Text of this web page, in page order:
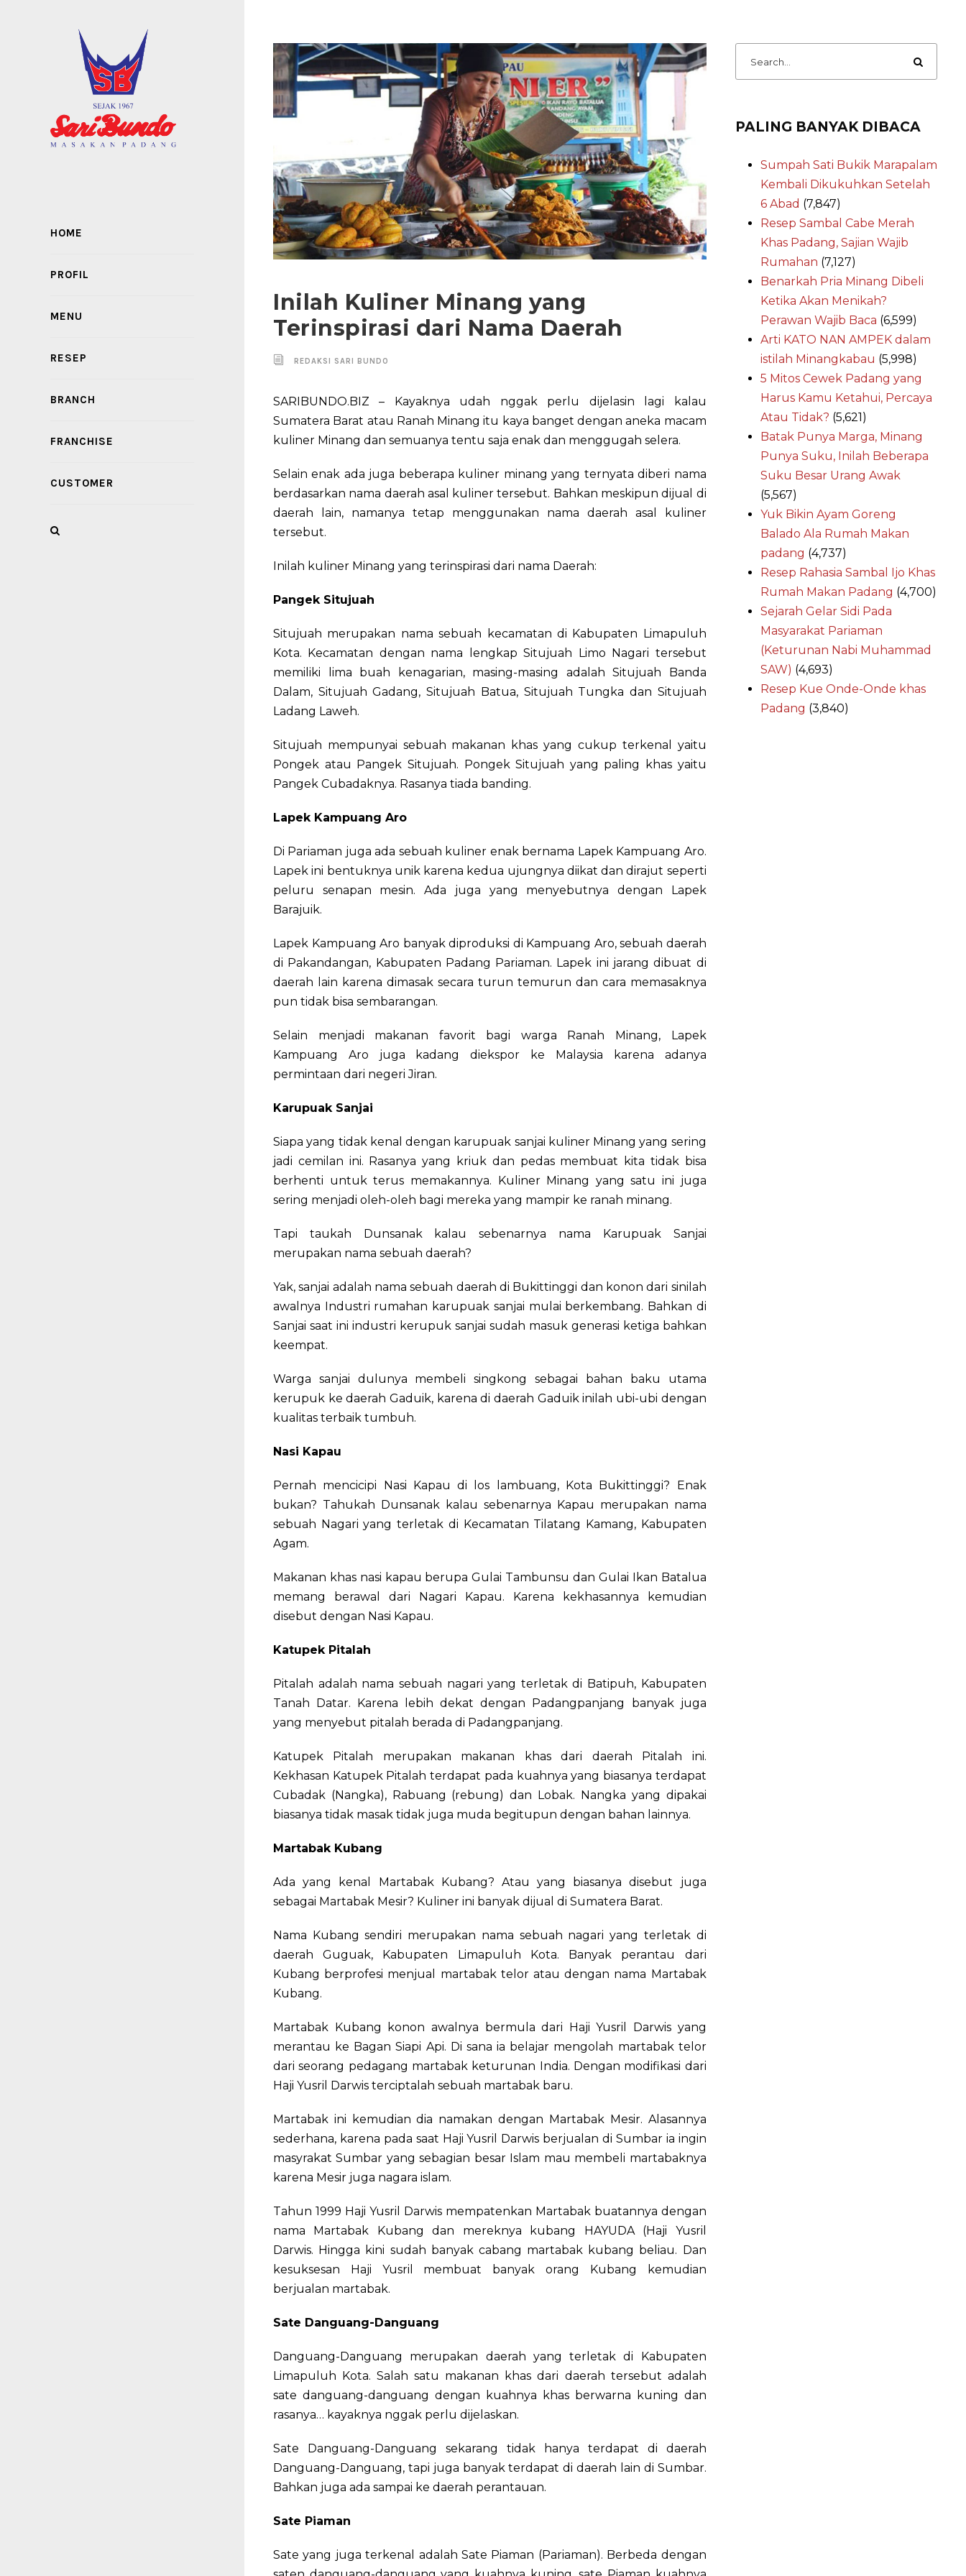
HOME
PROFIL
MENU
RESEP
BRANCH
FRANCHISE
CUSTOMER
Inilah Kuliner Minang yang
Terinspirasi dari Nama Daerah
REDAKSI SARI BUNDO
SARIBUNDO.BIZ – Kayaknya udah nggak perlu dijelasin lagi kalau
Sumatera Barat atau Ranah Minang itu kaya banget dengan aneka macam
kuliner Minang dan semuanya tentu saja enak dan menggugah selera.
Selain enak ada juga beberapa kuliner minang yang ternyata diberi nama
berdasarkan nama daerah asal kuliner tersebut. Bahkan meskipun dijual di
daerah lain, namanya tetap menggunakan nama daerah asal kuliner
tersebut.
Inilah kuliner Minang yang terinspirasi dari nama Daerah:
Pangek Situjuah
Situjuah merupakan nama sebuah kecamatan di Kabupaten Limapuluh
Kota. Kecamatan dengan nama lengkap Situjuah Limo Nagari tersebut
memiliki lima buah kenagarian, masing-masing adalah Situjuah Banda
Dalam, Situjuah Gadang, Situjuah Batua, Situjuah Tungka dan Situjuah
Ladang Laweh.
Situjuah mempunyai sebuah makanan khas yang cukup terkenal yaitu
Pongek atau Pangek Situjuah. Pongek Situjuah yang paling khas yaitu
Pangek Cubadaknya. Rasanya tiada banding.
Lapek Kampuang Aro
Di Pariaman juga ada sebuah kuliner enak bernama Lapek Kampuang Aro.
Lapek ini bentuknya unik karena kedua ujungnya diikat dan dirajut seperti
peluru senapan mesin. Ada juga yang menyebutnya dengan Lapek
Barajuik.
Lapek Kampuang Aro banyak diproduksi di Kampuang Aro, sebuah daerah
di Pakandangan, Kabupaten Padang Pariaman. Lapek ini jarang dibuat di
daerah lain karena dimasak secara turun temurun dan cara memasaknya
pun tidak bisa sembarangan.
Selain menjadi makanan favorit bagi warga Ranah Minang, Lapek
Kampuang Aro juga kadang diekspor ke Malaysia karena adanya
permintaan dari negeri Jiran.
Karupuak Sanjai
Siapa yang tidak kenal dengan karupuak sanjai kuliner Minang yang sering
jadi cemilan ini. Rasanya yang kriuk dan pedas membuat kita tidak bisa
berhenti untuk terus memakannya. Kuliner Minang yang satu ini juga
sering menjadi oleh-oleh bagi mereka yang mampir ke ranah minang.
Tapi taukah Dunsanak kalau sebenarnya nama Karupuak Sanjai
merupakan nama sebuah daerah?
Yak, sanjai adalah nama sebuah daerah di Bukittinggi dan konon dari sinilah
awalnya Industri rumahan karupuak sanjai mulai berkembang. Bahkan di
Sanjai saat ini industri kerupuk sanjai sudah masuk generasi ketiga bahkan
keempat.
Warga sanjai dulunya membeli singkong sebagai bahan baku utama
kerupuk ke daerah Gaduik, karena di daerah Gaduik inilah ubi-ubi dengan
kualitas terbaik tumbuh.
Nasi Kapau
Pernah mencicipi Nasi Kapau di los lambuang, Kota Bukittinggi? Enak
bukan? Tahukah Dunsanak kalau sebenarnya Kapau merupakan nama
sebuah Nagari yang terletak di Kecamatan Tilatang Kamang, Kabupaten
Agam.
Makanan khas nasi kapau berupa Gulai Tambunsu dan Gulai Ikan Batalua
memang berawal dari Nagari Kapau. Karena kekhasannya kemudian
disebut dengan Nasi Kapau.
Katupek Pitalah
Pitalah adalah nama sebuah nagari yang terletak di Batipuh, Kabupaten
Tanah Datar. Karena lebih dekat dengan Padangpanjang banyak juga
yang menyebut pitalah berada di Padangpanjang.
Katupek Pitalah merupakan makanan khas dari daerah Pitalah ini.
Kekhasan Katupek Pitalah terdapat pada kuahnya yang biasanya terdapat
Cubadak (Nangka), Rabuang (rebung) dan Lobak. Nangka yang dipakai
biasanya tidak masak tidak juga muda begitupun dengan bahan lainnya.
Martabak Kubang
Ada yang kenal Martabak Kubang? Atau yang biasanya disebut juga
sebagai Martabak Mesir? Kuliner ini banyak dijual di Sumatera Barat.
Nama Kubang sendiri merupakan nama sebuah nagari yang terletak di
daerah Guguak, Kabupaten Limapuluh Kota. Banyak perantau dari
Kubang berprofesi menjual martabak telor atau dengan nama Martabak
Kubang.
Martabak Kubang konon awalnya bermula dari Haji Yusril Darwis yang
merantau ke Bagan Siapi Api. Di sana ia belajar mengolah martabak telor
dari seorang pedagang martabak keturunan India. Dengan modifikasi dari
Haji Yusril Darwis terciptalah sebuah martabak baru.
Martabak ini kemudian dia namakan dengan Martabak Mesir. Alasannya
sederhana, karena pada saat Haji Yusril Darwis berjualan di Sumbar ia ingin
masyrakat Sumbar yang sebagian besar Islam mau membeli martabaknya
karena Mesir juga nagara islam.
Tahun 1999 Haji Yusril Darwis mempatenkan Martabak buatannya dengan
nama Martabak Kubang dan mereknya kubang HAYUDA (Haji Yusril
Darwis. Hingga kini sudah banyak cabang martabak kubang beliau. Dan
kesuksesan Haji Yusril membuat banyak orang Kubang kemudian
berjualan martabak.
Sate Danguang-Danguang
Danguang-Danguang merupakan daerah yang terletak di Kabupaten
Limapuluh Kota. Salah satu makanan khas dari daerah tersebut adalah
sate danguang-danguang dengan kuahnya khas berwarna kuning dan
rasanya… kayaknya nggak perlu dijelaskan.
Sate Danguang-Danguang sekarang tidak hanya terdapat di daerah
Danguang-Danguang, tapi juga banyak terdapat di daerah lain di Sumbar.
Bahkan juga ada sampai ke daerah perantauan.
Sate Piaman
Sate yang juga terkenal adalah Sate Piaman (Pariaman). Berbeda dengan
PALING BANYAK DIBACA
Sumpah Sati Bukik Marapalam
Kembali Dikukuhkan Setelah
6 Abad (7,847)
Resep Sambal Cabe Merah
Khas Padang, Sajian Wajib
Rumahan (7,127)
Benarkah Pria Minang Dibeli
Ketika Akan Menikah?
Perawan Wajib Baca (6,599)
Arti KATO NAN AMPEK dalam
istilah Minangkabau (5,998)
5 Mitos Cewek Padang yang
Harus Kamu Ketahui, Percaya
Atau Tidak? (5,621)
Batak Punya Marga, Minang
Punya Suku, Inilah Beberapa
Suku Besar Urang Awak
(5,567)
Yuk Bikin Ayam Goreng
Balado Ala Rumah Makan
padang (4,737)
Resep Rahasia Sambal Ijo Khas
Rumah Makan Padang (4,700)
Sejarah Gelar Sidi Pada
Masyarakat Pariaman
(Keturunan Nabi Muhammad
SAW) (4,693)
Resep Kue Onde-Onde khas
Padang (3,840)